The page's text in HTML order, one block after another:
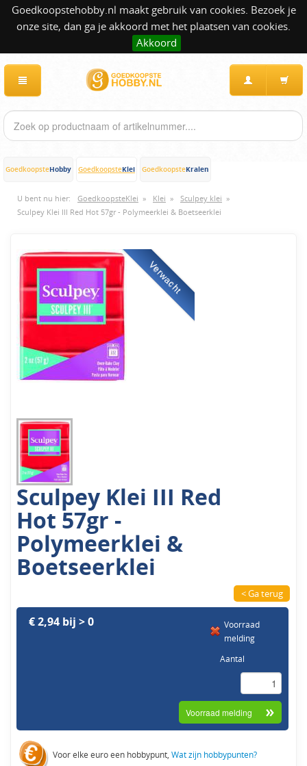
Goedkoopstehobby.nl maakt gebruik van cookies. Bezoek je
onze site, dan ga je akkoord met het plaatsen van cookies.
Akkoord
GoedkoopsteHobby GoedkoopsteKlei GoedkoopsteKralen
U bent nu hier: GoedkoopsteKlei » Klei » Sculpey klei »
Sculpey Klei III Red Hot 57gr - Polymeerklei & Boetseerklei
Verwacht
Sculpey Klei III Red
Hot 57gr -
Polymeerklei &
Boetseerklei
< Ga terug
€ 2,94 bij > 0
Voorraad
melding
Aantal
Voor elke euro een hobbypunt,Wat zijn hobbypunten?